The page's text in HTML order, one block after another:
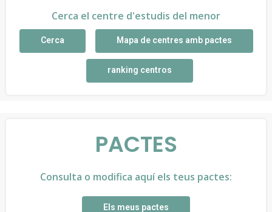
Cerca el centre d'estudis del menor
Cerca Mapa de centres amb pactes
ranking centros
PACTES
Consulta o modifica aquí els teus pactes:
Els meus pactes